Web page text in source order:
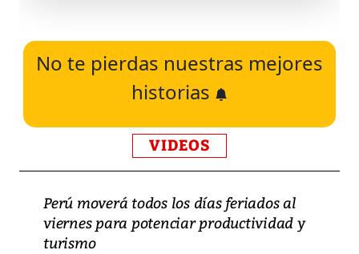
No te pierdas nuestras mejores
historias
VIDEOS
Perú moverá todos los días feriados al
viernes para potenciar productividad y
turismo